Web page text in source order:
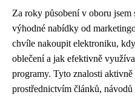
Za roky působení v oboru jsem
výhodné nabídky od
chvíle nakoupit elektroniku,
oblečení a jak efektivně
programy. Tyto znalosti
prostřednictvím článků, návodů